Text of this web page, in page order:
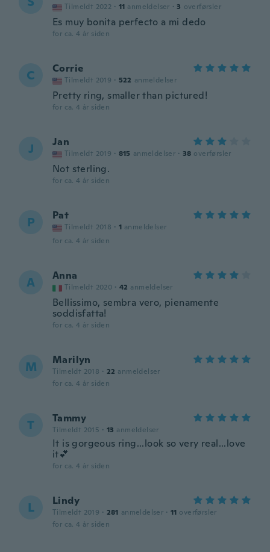
Tilmeldt 2022 · 11 anmeldelser · 3 overførsler
Es muy bonita perfecto a mi dedo
for ca. 4 år siden
C Corrie
Tilmeldt 2019 · 522 anmeldelser
Pretty ring, smaller than pictured!
for ca. 4 år siden
J Jan
Tilmeldt 2019 · 815 anmeldelser · 38 overførsler
Not sterling.
for ca. 4 år siden
P Pat
Tilmeldt 2018 · 1 anmeldelser
for ca. 4 år siden
A Anna
Tilmeldt 2020 · 42 anmeldelser
Bellissimo, sembra vero, pienamente
soddisfatta!
for ca. 4 år siden
M Marilyn
Tilmeldt 2018 · 22 anmeldelser
for ca. 4 år siden
T Tammy
Tilmeldt 2015 · 13 anmeldelser
It is gorgeous ring...look so very real...love
it💕
for ca. 4 år siden
L Lindy
Tilmeldt 2019 · 281 anmeldelser · 11 overførsler
for ca. 4 år siden